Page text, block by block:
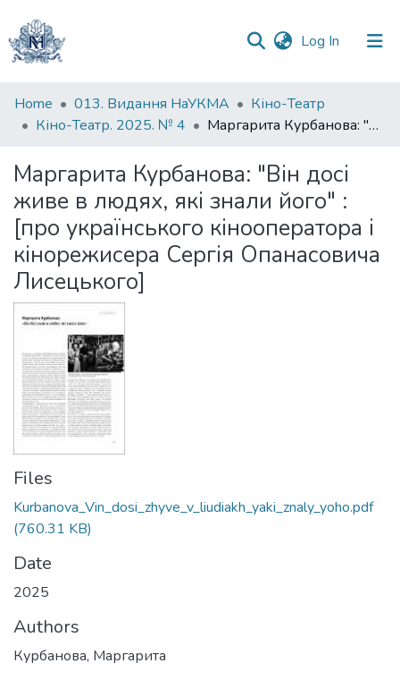
Log In (current)
Communities
&
All of DSpace
Statistics
Home 013. Видання НаУКМА
Кіно-Театр
Кіно-Театр. 2025. № 4
Маргарита Курбанова: "Він досі живе в людях, які знали його" : [про українського кінооператора і кінорежисера Сергія Опанасовича Лисецького]
Маргарита Курбанова: "Він досі
живе в людях, які знали його" :
[про українського кінооператора і
кінорежисера Сергія Опанасовича
Лисецького]
Files
Kurbanova_Vin_dosi_zhyve_v_liudiakh_yaki_znaly_yoho.pdf
(760.31 KB)
Date
2025
Authors
Курбанова, Маргарита